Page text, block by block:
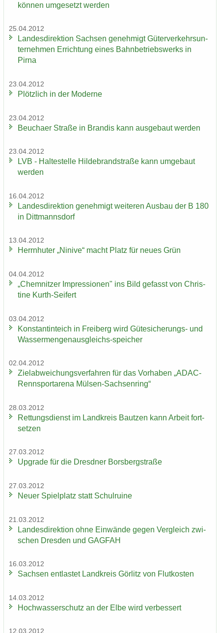
kön­nen um­ge­setzt wer­den
25.04.2012
Lan­des­di­rek­ti­on Sach­sen ge­neh­migt Gü­ter­ver­kehrs­un­
ter­neh­men Er­rich­tung eines Bahn­be­triebs­werks in
Pirna
23.04.2012
Plötz­lich in der Mo­der­ne
23.04.2012
Beu­cha­er Stra­ße in Bran­dis kann aus­ge­baut wer­den
23.04.2012
LVB - Hal­te­stel­le Hil­de­brand­stra­ße kann um­ge­baut
wer­den
16.04.2012
Lan­des­di­rek­ti­on ge­neh­migt wei­te­ren Aus­bau der B 180
in Ditt­manns­dorf
13.04.2012
Herrn­hu­ter „Ni­ni­ve“ macht Platz für neues Grün
04.04.2012
„Chem­nit­zer Im­pres­sio­nen" ins Bild ge­fasst von Chris­
ti­ne Kurth-​Seifert
03.04.2012
Kon­stan­tin­teich in Frei­berg wird Gütesicherungs-​ und
Wassermengenausgleichs-​speicher
02.04.2012
Ziel­ab­wei­chungs­ver­fah­ren für das Vor­ha­ben „ADAC-​
Rennsportarena Mülsen-​Sachsenring“
28.03.2012
Ret­tungs­dienst im Land­kreis Baut­zen kann Ar­beit fort­
set­zen
27.03.2012
Up­grade für die Dresd­ner Borsberg­stra­ße
27.03.2012
Neuer Spiel­platz statt Schul­rui­ne
21.03.2012
Lan­des­di­rek­ti­on ohne Ein­wän­de gegen Ver­gleich zwi­
schen Dres­den und GAG­FAH
16.03.2012
Sach­sen ent­las­tet Land­kreis Gör­litz von Flut­kos­ten
14.03.2012
Hoch­was­ser­schutz an der Elbe wird ver­bes­sert
12.03.2012